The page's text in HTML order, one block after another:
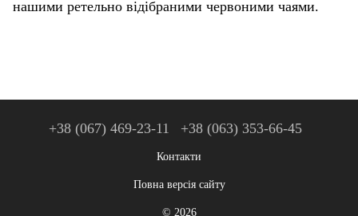
нашими ретельно відібраними червоними чаями.
+38 (067) 469-23-11 +38 (063) 353-66-45
Контакти
Повна версія сайту
© 2026